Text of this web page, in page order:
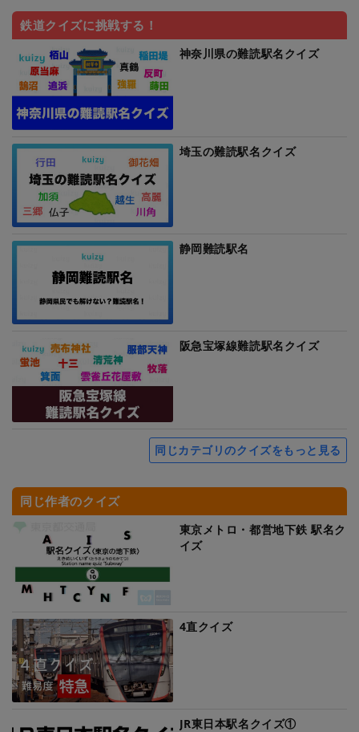
鉄道クイズに挑戦する！
神奈川県の難読駅名クイズ
埼玉の難読駅名クイズ
静岡難読駅名
阪急宝塚線難読駅名クイズ
同じカテゴリのクイズをもっと見る
同じ作者のクイズ
東京メトロ・都営地下鉄 駅名ク
イズ
4直クイズ
JR東日本駅名クイズ①